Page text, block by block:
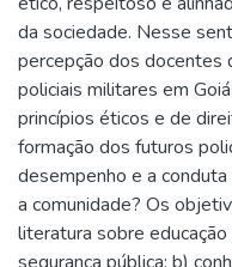
da sociedade. Nesse
percepção dos docentes
policiais militares em
princípios éticos e de
formação dos futuros
desempenho e a
a comunidade? Os
literatura sobre